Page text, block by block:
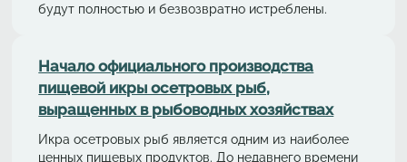
будут полностью и безвозвратно истреблены.
Начало официального производства
пищевой икры осетровых рыб,
выращенных в рыбоводных хозяйствах
Икра осетровых рыб является одним из наиболее
ценных пищевых продуктов. До недавнего времени